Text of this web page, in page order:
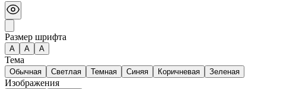
Размер шрифта
А A A
Тема
Обычная Светлая Темная Синяя Коричневая Зеленая
Изображения